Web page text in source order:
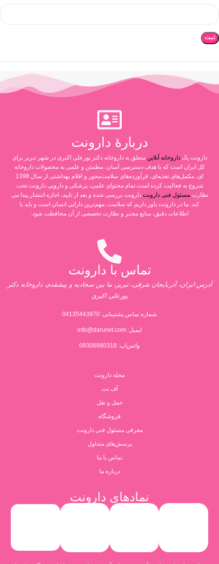
دربارۀ دارونت
دارونت یکداروخانه آنلاین متعلق به داروخانه دکتر پورعلی اکبری در شهر تبریز برای
کل ایران است که با هدف دسترسی آسان، مطمئن و علمی به محصولات داروخانه
ای، مکمل‌های تغذیه‌ای، فرآورده‌های سلامت‌محور و اقلام بهداشتی از سال 1398
شروع به فعالیت کرده است.تمام محتوای علمی، پزشکی و دارویی دارونت تحت
نظارتمسئول فنی دارونت دارونت بررسی شده و بعد از تایید، اجازه انتشار پیدا می
کند. ما در دارونت باور داریم که سلامت، مهم‌ترین دارایی انسان است و باید با
اطلاعات دقیق، منابع معتبر و نظارت تخصصی از آن محافظت شود.
تماس با دارونت
آدرس:ایران، آذربایجان شرقی، تبریز، ما بین سجادیه و پیشقدم، داروخانه دکتر
پورعلی اکبری
شماره تماس پشتیبانی: 04135443970
ایمیل: info@darunet.com
واتس‌اپ: 09306880318
مجله دارونت
آف نت
حمل و نقل
فروشگاه
معرفی مسئول فنی دارونت
پرسش‌های متداول
تماس با ما
درباره ما
نمادهای دارونت